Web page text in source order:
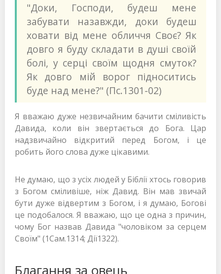
"Доки, Господи, будеш мене
забувати назавжди, доки будеш
ховати від мене обличчя Своє? Як
довго я буду складати в душі своїй
болі, у серці своїм щодня смуток?
Як довго мій ворог підноситись
буде над мене?" (Пс.1301-02)
Я вважаю дуже незвичайним бачити сміливість
Давида, коли він звертається до Бога. Цар
надзвичайно відкритий перед Богом, і це
робить його слова дуже цікавими.
Не думаю, що з усіх людей у Біблії хтось говорив
з Богом сміливіше, ніж Давид. Він мав звичай
бути дуже відвертим з Богом, і я думаю, Богові
це подобалося. Я вважаю, що це одна з причин,
чому Бог назвав Давида "чоловіком за серцем
Своїм" (1Сам.1314; Дії1322).
Благання за овець